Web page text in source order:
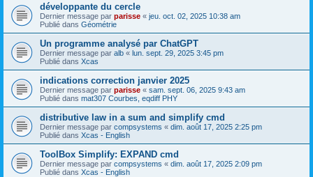
développante du cercle
Dernier message par parisse « jeu. oct. 02, 2025 10:38 am
Publié dans Géométrie
Un programme analysé par ChatGPT
Dernier message par alb « lun. sept. 29, 2025 3:45 pm
Publié dans Xcas
indications correction janvier 2025
Dernier message par parisse « sam. sept. 06, 2025 9:43 am
Publié dans mat307 Courbes, eqdiff PHY
distributive law in a sum and simplify cmd
Dernier message par compsystems « dim. août 17, 2025 2:25 pm
Publié dans Xcas - English
ToolBox Simplify: EXPAND cmd
Dernier message par compsystems « dim. août 17, 2025 2:09 pm
Publié dans Xcas - English